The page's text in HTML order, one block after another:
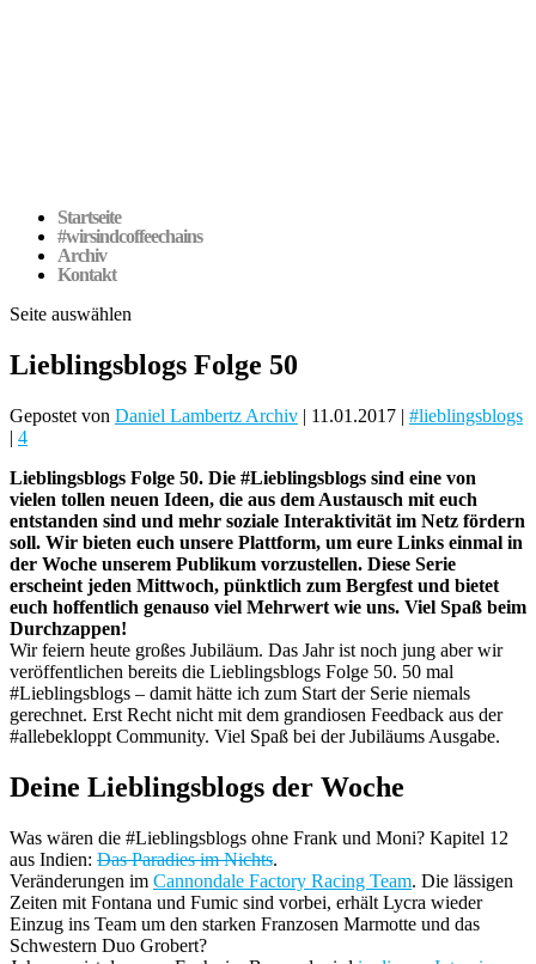
Startseite
#wirsindcoffeechains
Archiv
Kontakt
Seite auswählen
Lieblingsblogs Folge 50
Gepostet von Daniel Lambertz Archiv | 11.01.2017 | #lieblingsblogs
| 4
Lieblingsblogs Folge 50. Die #Lieblingsblogs sind eine von
vielen tollen neuen Ideen, die aus dem Austausch mit euch
entstanden sind und mehr soziale Interaktivität im Netz fördern
soll. Wir bieten euch unsere Plattform, um eure Links einmal in
der Woche unserem Publikum vorzustellen. Diese Serie
erscheint jeden Mittwoch, pünktlich zum Bergfest und bietet
euch hoffentlich genauso viel Mehrwert wie uns. Viel Spaß beim
Durchzappen!
Wir feiern heute großes Jubiläum. Das Jahr ist noch jung aber wir
veröffentlichen bereits die Lieblingsblogs Folge 50. 50 mal
#Lieblingsblogs – damit hätte ich zum Start der Serie niemals
gerechnet. Erst Recht nicht mit dem grandiosen Feedback aus der
#allebekloppt Community. Viel Spaß bei der Jubiläums Ausgabe.
Deine Lieblingsblogs der Woche
Was wären die #Lieblingsblogs ohne Frank und Moni? Kapitel 12
aus Indien: Das Paradies im Nichts.
Veränderungen im Cannondale Factory Racing Team. Die lässigen
Zeiten mit Fontana und Fumic sind vorbei, erhält Lycra wieder
Einzug ins Team um den starken Franzosen Marmotte und das
Schwestern Duo Grobert?